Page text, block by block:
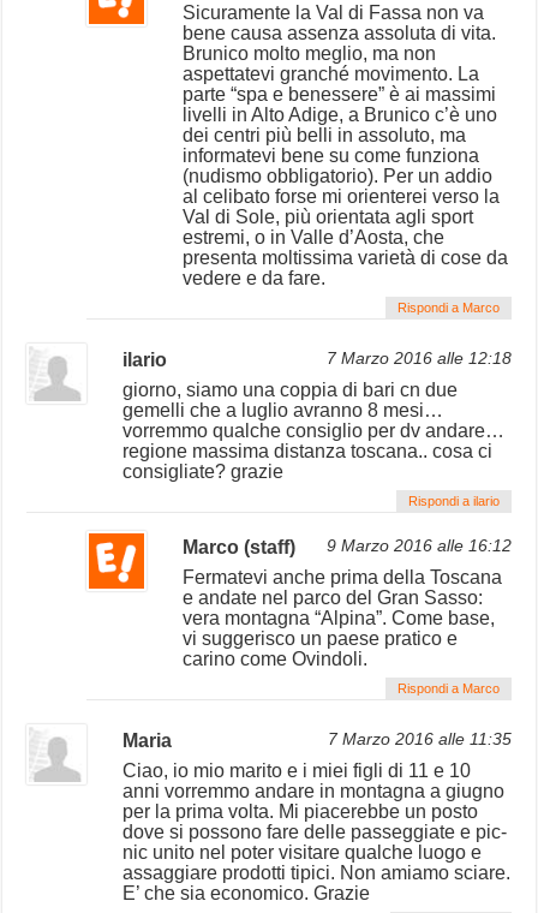
Sicuramente la Val di Fassa non va
bene causa assenza assoluta di vita.
Brunico molto meglio, ma non
aspettatevi granché movimento. La
parte “spa e benessere” è ai massimi
livelli in Alto Adige, a Brunico c’è uno
dei centri più belli in assoluto, ma
informatevi bene su come funziona
(nudismo obbligatorio). Per un addio
al celibato forse mi orienterei verso la
Val di Sole, più orientata agli sport
estremi, o in Valle d’Aosta, che
presenta moltissima varietà di cose da
vedere e da fare.
Rispondi a Marco
ilario 7 Marzo 2016 alle 12:18
giorno, siamo una coppia di bari cn due
gemelli che a luglio avranno 8 mesi…
vorremmo qualche consiglio per dv andare…
regione massima distanza toscana.. cosa ci
consigliate? grazie
Rispondi a ilario
Marco (staff) 9 Marzo 2016 alle 16:12
Fermatevi anche prima della Toscana
e andate nel parco del Gran Sasso:
vera montagna “Alpina”. Come base,
vi suggerisco un paese pratico e
carino come Ovindoli.
Rispondi a Marco
Maria 7 Marzo 2016 alle 11:35
Ciao, io mio marito e i miei figli di 11 e 10
anni vorremmo andare in montagna a giugno
per la prima volta. Mi piacerebbe un posto
dove si possono fare delle passeggiate e pic-
nic unito nel poter visitare qualche luogo e
assaggiare prodotti tipici. Non amiamo sciare.
E’ che sia economico. Grazie